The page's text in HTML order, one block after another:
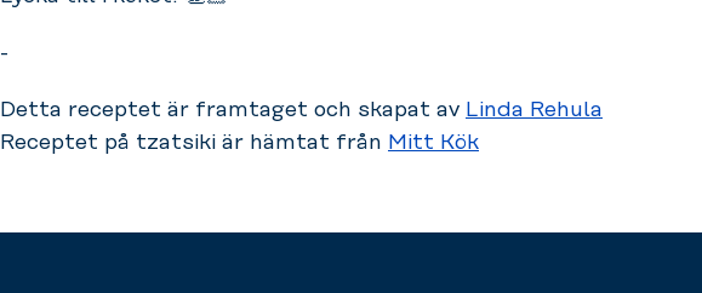
-
Detta receptet är framtaget och skapat av Linda Rehula
Receptet på tzatsiki är hämtat från Mitt Kök